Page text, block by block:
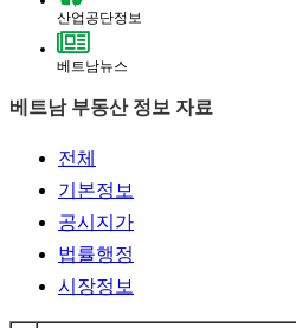
산업공단정보
베트남뉴스
베트남 부동산 정보 자료
전체
기본정보
공시지가
법률행정
시장정보